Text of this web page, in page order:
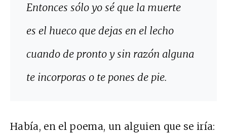
Entonces sólo yo sé que la muerte
es el hueco que dejas en el lecho
cuando de pronto y sin razón alguna
te incorporas o te pones de pie.
Había, en el poema, un alguien que se iría: